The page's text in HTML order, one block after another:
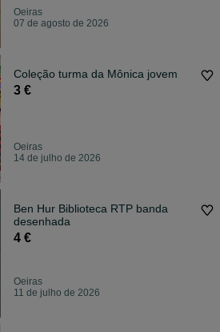
Oeiras
07 de agosto de 2026
Coleção turma da Mônica jovem
3 €
Oeiras
14 de julho de 2026
Ben Hur Biblioteca RTP banda
desenhada
4 €
Oeiras
11 de julho de 2026